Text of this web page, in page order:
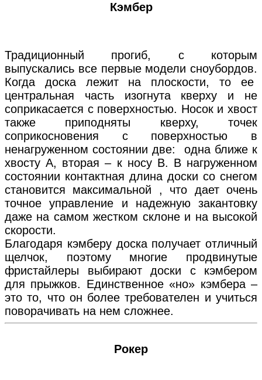
Кэмбер
Традиционный прогиб, с которым
выпускались все первые модели сноубордов.
Когда доска лежит на плоскости, то ее
центральная часть изогнута кверху и не
соприкасается с поверхностью. Носок и хвост
также приподняты кверху, точек
соприкосновения с поверхностью в
ненагруженном состоянии две: одна ближе к
хвосту А, вторая – к носу В. В нагруженном
состоянии контактная длина доски со снегом
становится максимальной , что дает очень
точное управление и надежную закантовку
даже на самом жестком склоне и на высокой
скорости.
Благодаря кэмберу доска получает отличный
щелчок, поэтому многие продвинутые
фристайлеры выбирают доски с кэмбером
для прыжков. Единственное «но» кэмбера –
это то, что он более требователен и учиться
поворачивать на нем сложнее.
Рокер